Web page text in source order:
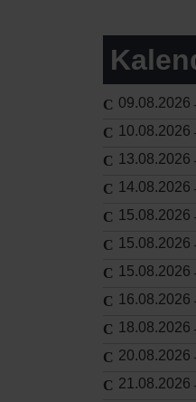
09.08.2026
10.08.2026
13.08.2026
14.08.2026
15.08.2026
15.08.2026
15.08.2026
16.08.2026
18.08.2026
20.08.2026
21.08.2026